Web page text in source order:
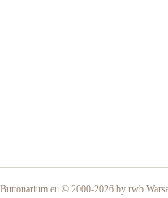
Buttonarium.eu © 2000-2026 by rwb